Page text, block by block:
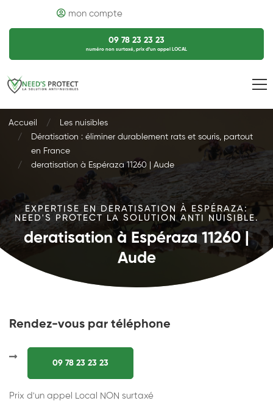
mon compte
09 78 23 23 23
numéro non surtaxé, prix d’un appel LOCAL
Accueil
Les nuisibles
Dératisation : éliminer durablement rats et souris, partout
en France
deratisation à Espéraza 11260 | Aude
EXPERTISE EN DERATISATION À ESPÉRAZA:
NEED'S PROTECT LA SOLUTION ANTI NUISIBLE.
deratisation à Espéraza 11260 |
Aude
Rendez-vous par téléphone
09 78 23 23 23
Prix d'un appel Local NON surtaxé